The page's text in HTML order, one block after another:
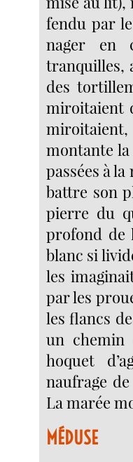
fendu par
nager en
tranquilles,
des
miroitaient
montante
passées à
battre son
pierre du
profond de
blanc si
les
par les
les flancs
un chemin
hoquet
naufrage
La marée
MÉDUSE